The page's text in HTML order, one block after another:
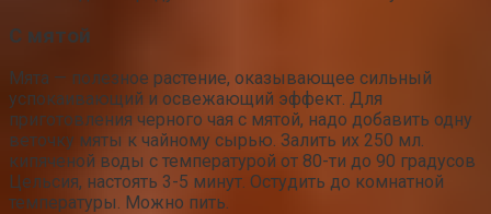
С мятой
Мята — полезное растение, оказывающее сильный
успокаивающий и освежающий эффект. Для
приготовления черного чая с мятой, надо добавить одну
веточку мяты к чайному сырью. Залить их 250 мл.
кипяченой воды с температурой от 80-ти до 90 градусов
Цельсия, настоять 3-5 минут. Остудить до комнатной
температуры. Можно пить.